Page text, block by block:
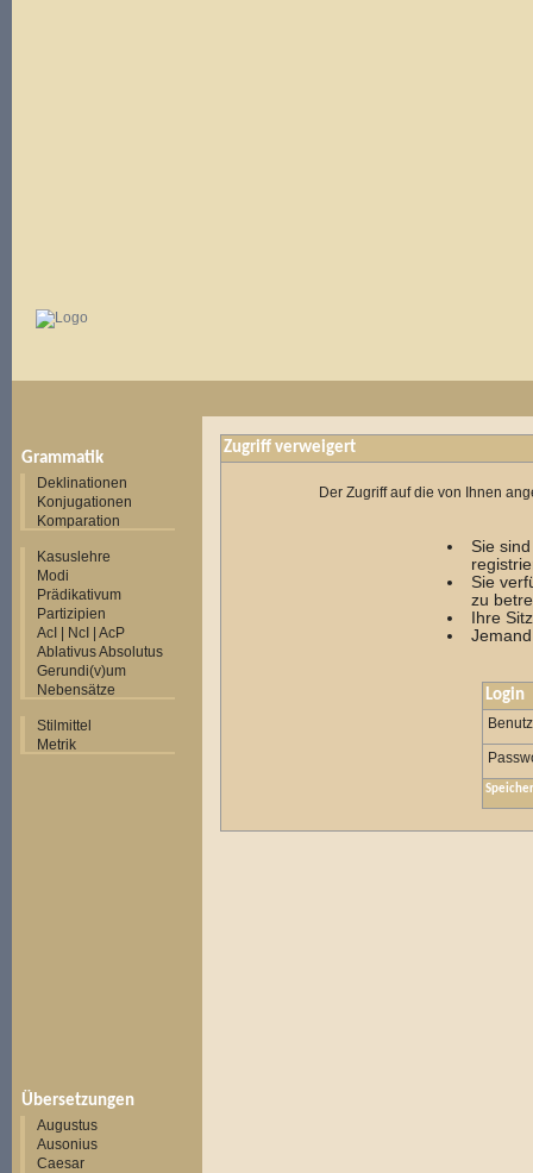
Grammatik
Deklinationen
Konjugationen
Komparation
Kasuslehre
Modi
Prädikativum
Partizipien
AcI | NcI | AcP
Ablativus Absolutus
Gerundi(v)um
Nebensätze
Stilmittel
Metrik
Übersetzungen
Augustus
Ausonius
Caesar
Zugriff verweigert
Der Zugriff auf die von Ihnen
Sie
Sie
zu
Ihre
Login